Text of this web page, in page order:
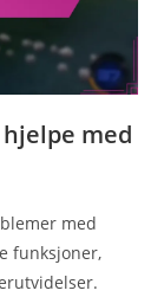
med
med
funksjoner,